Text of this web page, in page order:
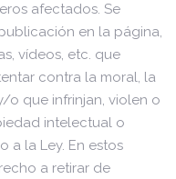
afectados. Se
en la página,
vídeos, etc. que
contra la moral, la
o que infrinjan, violen o
intelectual o
a la Ley. En estos
a retirar de